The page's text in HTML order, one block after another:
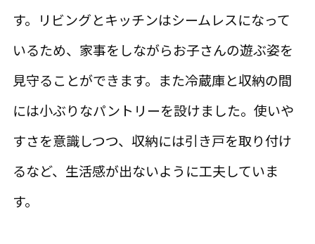
す。リビングとキッチンはシームレスになって
いるため、家事をしながらお子さんの遊ぶ姿を
見守ることができます。また冷蔵庫と収納の間
には小ぶりなパントリーを設けました。使いや
すさを意識しつつ、収納には引き戸を取り付け
るなど、生活感が出ないように工夫していま
す。